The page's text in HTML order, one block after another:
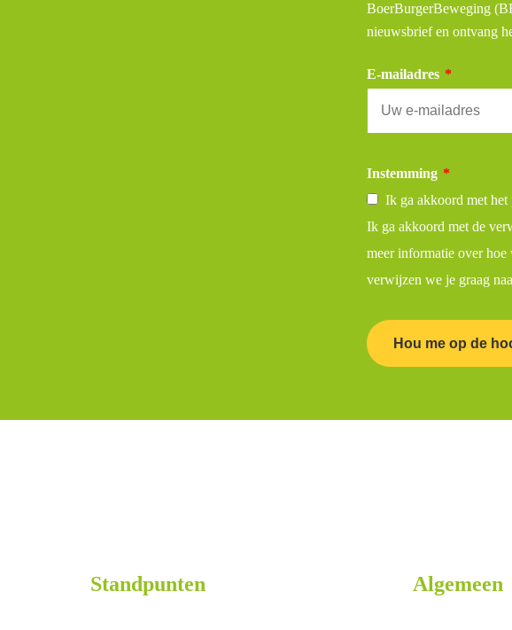
BoerBurgerBeweging
nieuwsbrief en ontvang
E-mailadres *
Instemming *
Ik ga akkoord met het
Ik ga akkoord met de
meer informatie over
verwijzen we je graag
Hou me op de
Standpunten Algemeen